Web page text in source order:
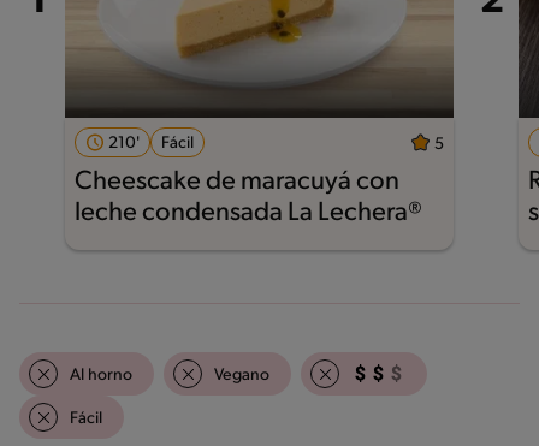
210' Fácil 5
Cheescake de maracuyá con
leche condensada La Lechera®
Al horno Vegano
Fácil